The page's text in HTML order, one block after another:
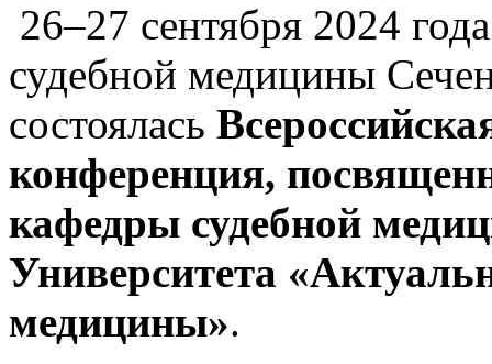
26–27 сентября 2024 года
судебной медицины
состоялась
конференция,
кафедры судебной
Университета
медицины».